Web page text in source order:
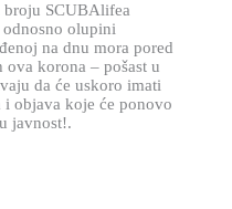
SCUBAlifea
olupini
na dnu mora pored
korona – pošast u
da će uskoro imati
objava koje će ponovo
javnost!.